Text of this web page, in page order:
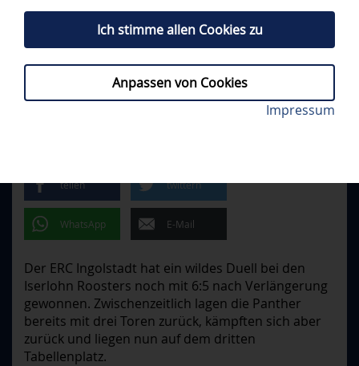
Riley Barber schoss die Panther in der Overtime zum
// FREITAG, 14.11.2025
teilen twittern
WhatsApp E-Mail
Der ERC Ingolstadt hat ein wildes Duell bei den
Iserlohn Roosters noch mit 6:5 nach Verlängerung
gewonnen. Zwischenzeitlich lagen die Panther
bereits mit drei Toren zurück, kämpften sich aber
zurück und liegen nun auf dem dritten
Tabellenplatz.
Ich stimme allen Cookies zu
Anpassen von Cookies
Impressum